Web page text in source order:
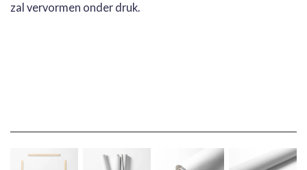
zal vervormen onder druk.